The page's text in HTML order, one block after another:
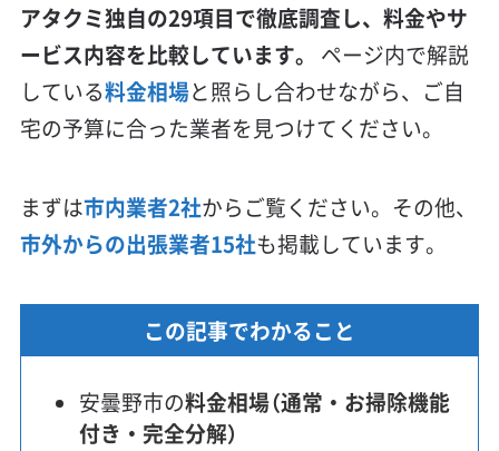
アタクミ独自の29項目で徹底調査し、料金やサ
ービス内容を比較しています。
ページ内で解説
している料金相場と照らし合わせながら、ご自
宅の予算に合った業者を見つけてください。
まずは市内業者2社からご覧ください。その他、
市外からの出張業者15社も掲載しています。
この記事でわかること
安曇野市の料金相場（通常・お掃除機能
付き・完全分解）